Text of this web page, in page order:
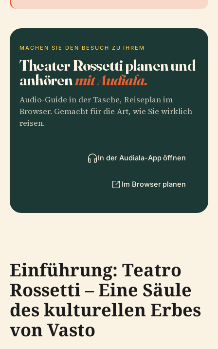
MACHEN SIE DEN BESUCH ZU IHREM
Theater Rossetti planen und
anhörenmit Audiala.
Audio-Guide in der Tasche, Reiseplan im
Browser. Gemacht für die Art, wie Sie wirklich
reisen.
In der Audiala-App öffnen
Im Browser planen
Einführung: Teatro
Rossetti – Eine Säule
des kulturellen Erbes
von Vasto